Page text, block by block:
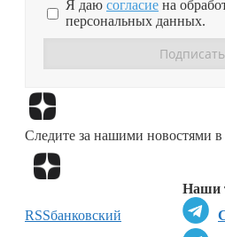
Я даю согласие на
персональных данных.
Следите за нашими новостями
Наши
RSSбанковский